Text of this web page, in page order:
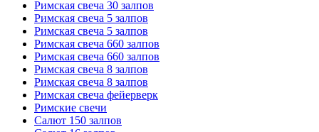
Римская свеча 30 залпов
Римская свеча 5 залпов
Римская свеча 5 залпов
Римская свеча 660 залпов
Римская свеча 660 залпов
Римская свеча 8 залпов
Римская свеча 8 залпов
Римская свеча фейерверк
Римские свечи
Салют 150 залпов